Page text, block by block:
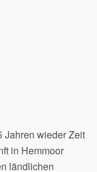
Jahren wieder Zeit
in Hemmoor
ländlichen